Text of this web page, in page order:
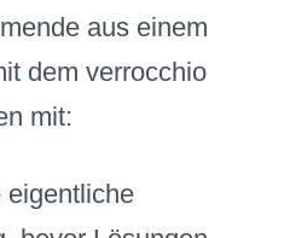
aus einem
dem verrocchio
mit:
eigentliche